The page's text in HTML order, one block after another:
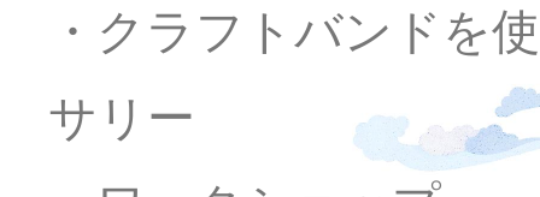
・クラフトバンドを
サリー